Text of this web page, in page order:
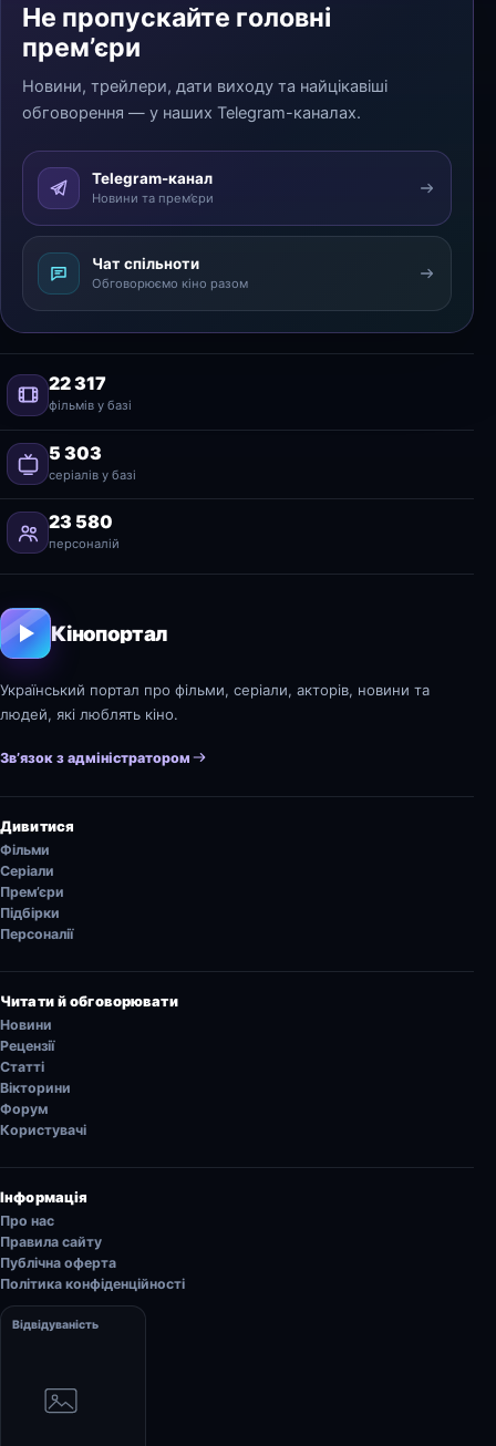
Не пропускайте головні
прем’єри
Новини, трейлери, дати виходу та найцікавіші
обговорення — у наших Telegram-каналах.
Telegram-канал
Новини та прем’єри
Чат спільноти
Обговорюємо кіно разом
22 317
фільмів у базі
5 303
серіалів у базі
23 580
персоналій
Кінопортал
Український портал про фільми, серіали, акторів, новини та
людей, які люблять кіно.
Зв’язок з адміністратором
Дивитися
Фільми
Серіали
Прем’єри
Підбірки
Персоналії
Читати й обговорювати
Новини
Рецензії
Статті
Вікторини
Форум
Користувачі
Інформація
Про нас
Правила сайту
Публічна оферта
Політика конфіденційності
Відвідуваність